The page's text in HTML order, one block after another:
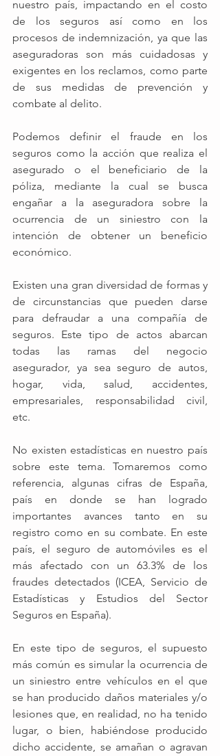
nuestro país, impactando en el costo
de los seguros así como en los
procesos de indemnización, ya que las
aseguradoras son más cuidadosas y
exigentes en los reclamos, como parte
de sus medidas de prevención y
combate al delito.
Podemos definir el fraude en los
seguros como la acción que realiza el
asegurado o el beneficiario de la
póliza, mediante la cual se busca
engañar a la aseguradora sobre la
ocurrencia de un siniestro con la
intención de obtener un beneficio
económico.
Existen una gran diversidad de formas y
de circunstancias que pueden darse
para defraudar a una compañía de
seguros. Este tipo de actos abarcan
todas las ramas del negocio
asegurador, ya sea seguro de autos,
hogar, vida, salud, accidentes,
empresariales, responsabilidad civil,
etc.
No existen estadísticas en nuestro país
sobre este tema. Tomaremos como
referencia, algunas cifras de España,
país en donde se han logrado
importantes avances tanto en su
registro como en su combate. En este
país, el seguro de automóviles es el
más afectado con un 63.3% de los
fraudes detectados (ICEA, Servicio de
Estadísticas y Estudios del Sector
Seguros en España).
En este tipo de seguros, el supuesto
más común es simular la ocurrencia de
un siniestro entre vehículos en el que
se han producido daños materiales y/o
lesiones que, en realidad, no ha tenido
lugar, o bien, habiéndose producido
dicho accidente, se amañan o agravan